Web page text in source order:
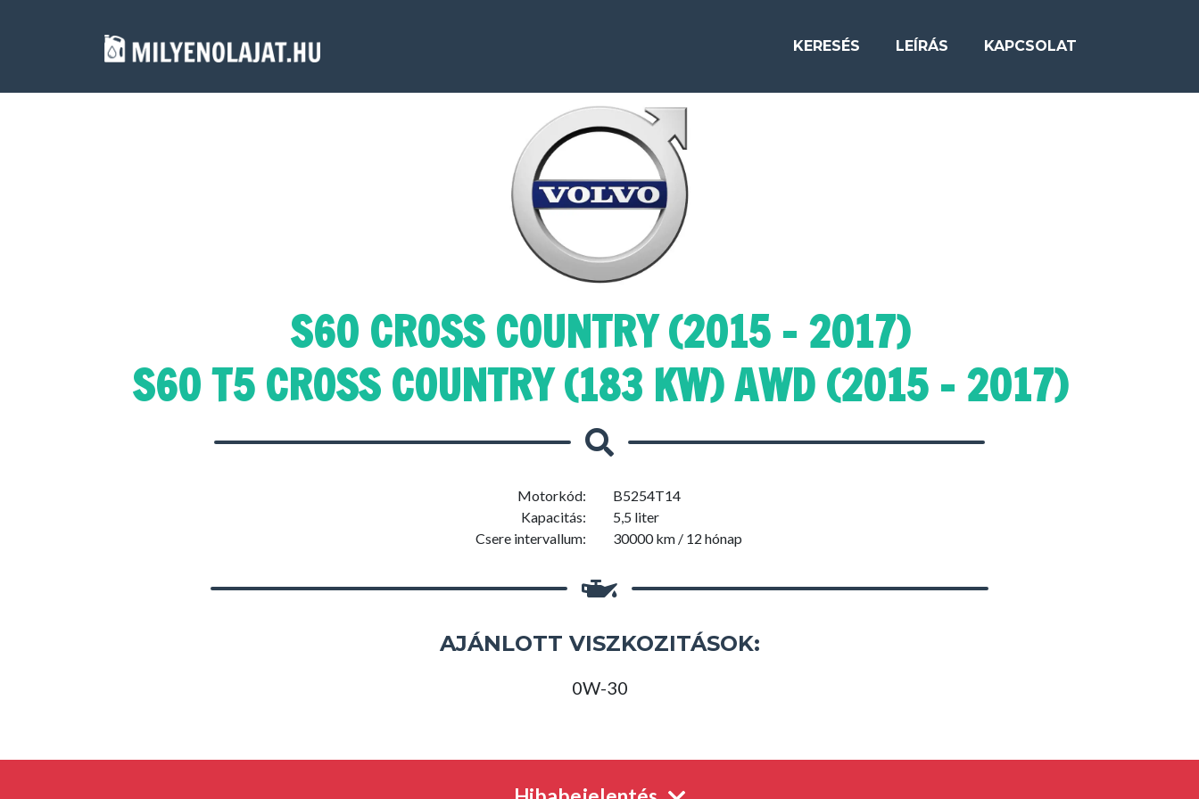
KERESÉS LEÍRÁS KAPCSOLAT
S60 CROSS COUNTRY (2015 - 2017)
S60 T5 CROSS COUNTRY (183 KW) AWD (2015 - 2017)
Motorkód:
B5254T14
Kapacitás:
5,5 liter
Csere intervallum:
30000 km / 12 hónap
AJÁNLOTT VISZKOZITÁSOK:
0W-30